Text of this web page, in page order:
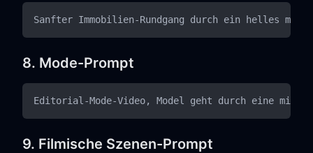
8. Mode-Prompt
9. Filmische Szenen-Prompt